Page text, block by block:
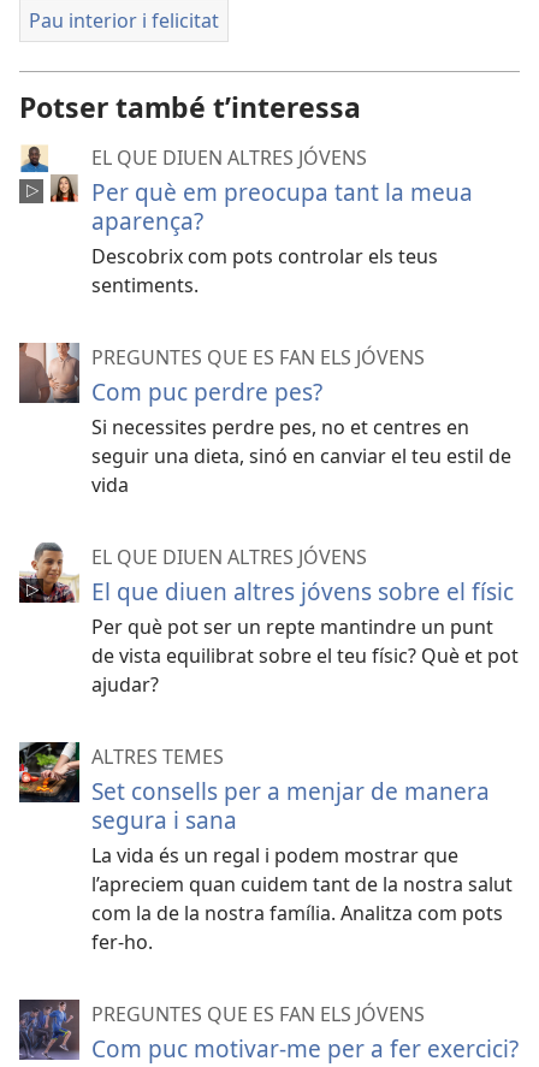
Pau interior i felicitat
Potser també t’interessa
EL QUE DIUEN ALTRES JÓVENS
Per què em preocupa tant la meua
aparença?
Descobrix com pots controlar els teus
sentiments.
PREGUNTES QUE ES FAN ELS JÓVENS
Com puc perdre pes?
Si necessites perdre pes, no et centres en
seguir una dieta, sinó en canviar el teu estil de
vida
EL QUE DIUEN ALTRES JÓVENS
El que diuen altres jóvens sobre el físic
Per què pot ser un repte mantindre un punt
de vista equilibrat sobre el teu físic? Què et pot
ajudar?
ALTRES TEMES
Set consells per a menjar de manera
segura i sana
La vida és un regal i podem mostrar que
l’apreciem quan cuidem tant de la nostra salut
com la de la nostra família. Analitza com pots
fer-ho.
PREGUNTES QUE ES FAN ELS JÓVENS
Com puc motivar-me per a fer exercici?